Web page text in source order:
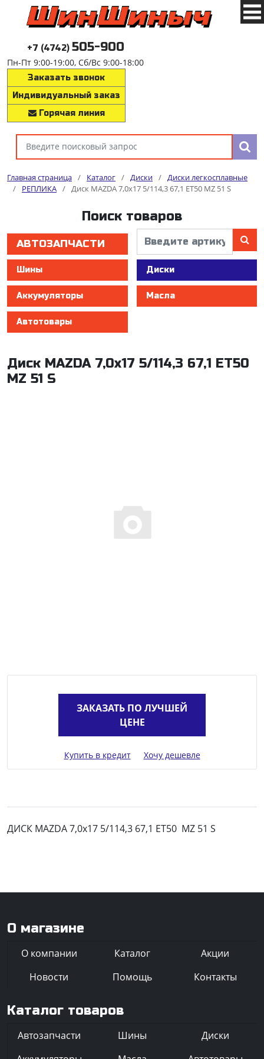
+7 (4742) 505-900
Пн-Пт 9:00-19:00, Сб/Вс 9:00-18:00
Заказать звонок
Индивидуальный заказ
Горячая линия
Главная страница / Каталог / Диски / Диски легкосплавные
/
РЕПЛИКА / Диск MAZDA 7,0x17 5/114,3 67,1 ET50 MZ 51 S
Поиск товаров
АВТОЗАПЧАСТИ
Шины Диски
Аккумуляторы Масла
Автотовары
Диск MAZDA 7,0x17 5/114,3 67,1 ET50
MZ 51 S
ЗАКАЗАТЬ ПО ЛУЧШЕЙ
ЦЕНЕ
Купить в кредит Хочу дешевле
ДИСК MAZDA 7,0x17 5/114,3 67,1 ET50 MZ 51 S
О магазине
О компании Каталог
Акции
Новости
Помощь Контакты
Каталог товаров
Автозапчасти Шины
Диски